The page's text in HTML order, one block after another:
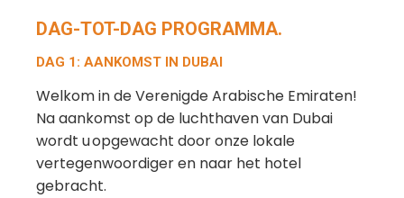
DAG-TOT-DAG PROGRAMMA.
DAG 1: AANKOMST IN DUBAI
Welkom in de Verenigde Arabische Emiraten!
Na aankomst op de luchthaven van Dubai
wordt u opgewacht door onze lokale
vertegenwoordiger en naar het hotel
gebracht.